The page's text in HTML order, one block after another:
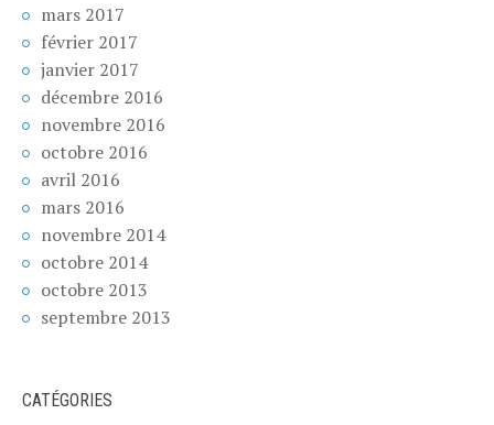
mars 2017
février 2017
janvier 2017
décembre 2016
novembre 2016
octobre 2016
avril 2016
mars 2016
novembre 2014
octobre 2014
octobre 2013
septembre 2013
CATÉGORIES